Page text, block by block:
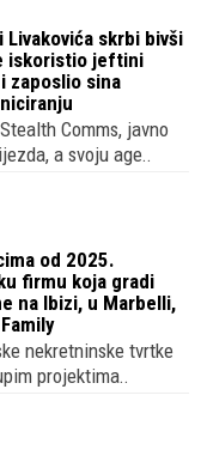
Livakovića skrbi bivši
iskoristio jeftini
zaposlio sina
Comms, javno
a svoju age..
od 2025.
firmu koja gradi
na Ibizi, u Marbelli,
nekretninske tvrtke
projektima..